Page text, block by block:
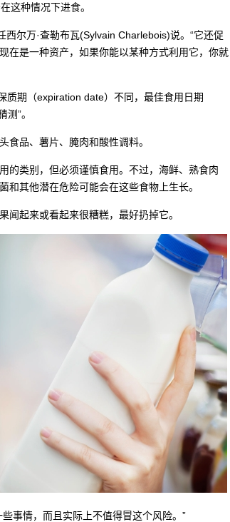
这种情况下进食。
尔万·查勒布瓦(Sylvain Charlebois)说。“它还促
在是一种资产，如果你能以某种方式利用它，你就
质期（expiration date）不同，最佳食用日期
”。
食品、薯片、腌肉和酸性调料。
的类别，但必须谨慎食用。不过，海鲜、熟食肉
其他潜在危险可能会在这些食物上生长。
起来或看起来很糟糕，最好扔掉它。
事情，而且实际上不值得冒这个风险。”